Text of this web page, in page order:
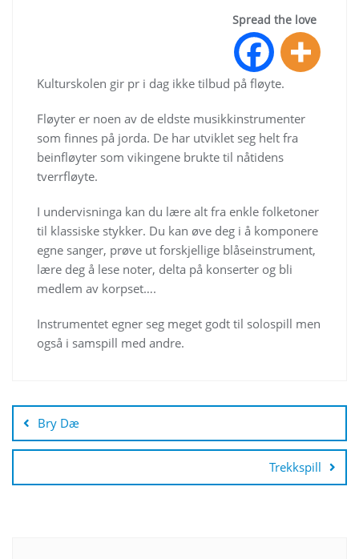
Spread the love
Kulturskolen gir pr i dag ikke tilbud på fløyte.
Fløyter er noen av de eldste musikkinstrumenter
som finnes på jorda. De har utviklet seg helt fra
beinfløyter som vikingene brukte til nåtidens
tverrfløyte.
I undervisninga kan du lære alt fra enkle folketoner
til klassiske stykker. Du kan øve deg i å komponere
egne sanger, prøve ut forskjellige blåseinstrument,
lære deg å lese noter, delta på konserter og bli
medlem av korpset….
Instrumentet egner seg meget godt til solospill men
også i samspill med andre.
Bry Dæ
Trekkspill